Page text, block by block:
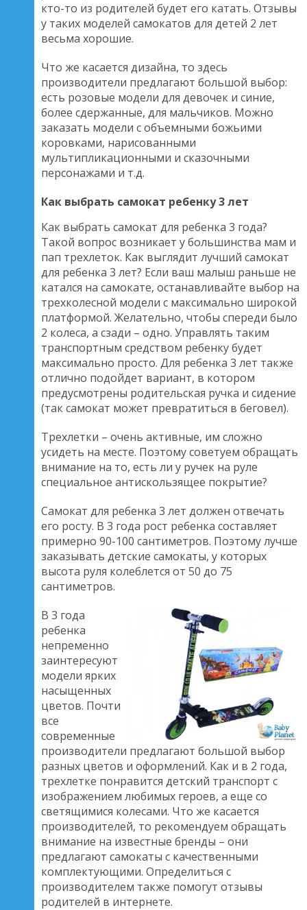
кто-то из родителей будет его катать. Отзывы
у таких моделей самокатов для детей 2 лет
весьма хорошие.
Что же касается дизайна, то здесь
производители предлагают большой выбор:
есть розовые модели для девочек и синие,
более сдержанные, для мальчиков. Можно
заказать модели с объемными божьими
коровками, нарисованными
мультипликационными и сказочными
персонажами и т.д.
Как выбрать самокат ребенку 3 лет
Как выбрать самокат для ребенка 3 года?
Такой вопрос возникает у большинства мам и
пап трехлеток. Как выглядит лучший самокат
для ребенка 3 лет? Если ваш малыш раньше не
катался на самокате, останавливайте выбор на
трехколесной модели с максимально широкой
платформой. Желательно, чтобы спереди было
2 колеса, а сзади – одно. Управлять таким
транспортным средством ребенку будет
максимально просто. Для ребенка 3 лет также
отлично подойдет вариант, в котором
предусмотрены родительская ручка и сидение
(так самокат может превратиться в беговел).
Трехлетки – очень активные, им сложно
усидеть на месте. Поэтому советуем обращать
внимание на то, есть ли у ручек на руле
специальное антискользящее покрытие?
Самокат для ребенка 3 лет должен отвечать
его росту. В 3 года рост ребенка составляет
примерно 90-100 сантиметров. Поэтому лучше
заказывать детские самокаты, у которых
высота руля колеблется от 50 до 75
сантиметров.
В 3 года
ребенка
непременно
заинтересуют
модели ярких
насыщенных
цветов. Почти
все
современные
производители предлагают большой выбор
разных цветов и оформлений. Как и в 2 года,
трехлетке понравится детский транспорт с
изображением любимых героев, а еще со
светящимися колесами. Что же касается
производителей, то рекомендуем обращать
внимание на известные бренды – они
предлагают самокаты с качественными
комплектующими. Определиться с
производителем также помогут отзывы
родителей в интернете.